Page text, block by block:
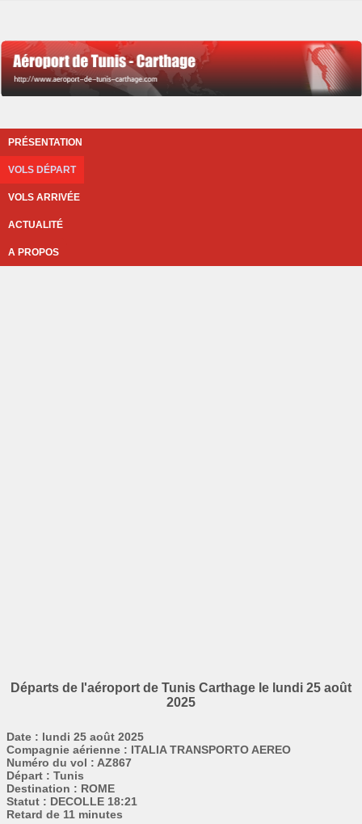
PRÉSENTATION
VOLS DÉPART
VOLS ARRIVÉE
ACTUALITÉ
A PROPOS
Départs de l'aéroport de Tunis Carthage le lundi 25 août
2025
Date : lundi 25 août 2025
Compagnie aérienne : ITALIA TRANSPORTO AEREO
Numéro du vol : AZ867
Départ : Tunis
Destination : ROME
Statut : DECOLLE 18:21
Retard de 11 minutes